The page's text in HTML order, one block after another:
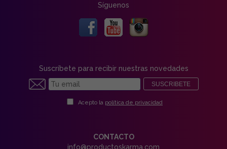
Síguenos
Suscríbete para recibir nuestras novedades
SUSCRIBETE
Acepto la política de privacidad
CONTACTO
info@productoskarma.com